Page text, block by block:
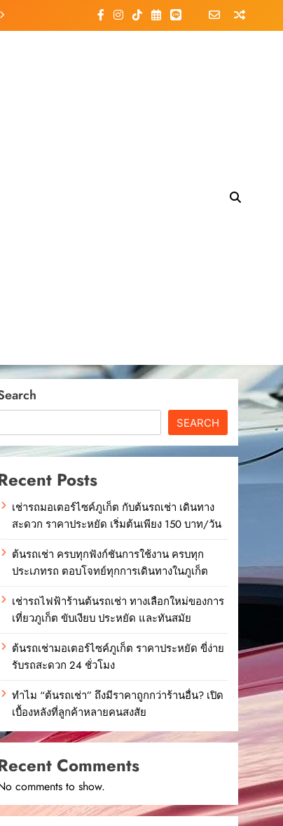
SEARCH
Posts
เช่ารถมอเตอร์ไซค์ภูเก็ต กับต้นรถเช่า เดินทาง
สะดวก ราคาประหยัด เริ่มต้นเพียง 150 บาท/วัน
ต้นรถเช่า ครบทุกฟังก์ชันการใช้งาน ครบทุก
ประเภทรถ ตอบโจทย์ทุกการเดินทางในภูเก็ต
เช่ารถไฟฟ้าร้านต้นรถเช่า ทางเลือกใหม่ของการ
เที่ยวภูเก็ต ขับเงียบ ประหยัด และทันสมัย
ต้นรถเช่ามอเตอร์ไซค์ภูเก็ต ราคาประหยัด ขี่ง่าย
รับรถสะดวก 24 ชั่วโมง
ทำไม “ต้นรถเช่า” ถึงมีราคาถูกกว่าร้านอื่น? เปิด
เบื้องหลังที่ลูกค้าหลายคนสงสัย
Comments
comments to show.